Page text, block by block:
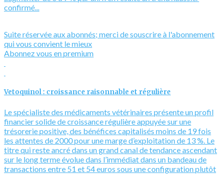
confirmé...
Suite réservée aux abonnés; merci de souscrire à l'abonnement
qui vous convient le mieux
Abonnez vous en premium
Vetoquinol : croissance raisonnable et régulière
Le spécialiste des médicaments vétérinaires présente un profil
financier solide de croissance régulière appuyée sur une
trésorerie positive, des bénéfices capitalisés moins de 19 fois
les attentes de 2000 pour une marge d’exploitation de 13 %. Le
titre qui reste ancré dans un grand canal de tendance ascendant
sur le long terme évolue dans l’immédiat dans un bandeau de
transactions entre 51 et 54 euros sous une configuration plutôt